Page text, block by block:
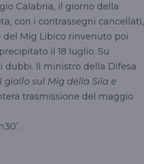
Calabria, il giorno della
con i contrassegni cancellati,
del Mig Libico rinvenuto poi
il 18 luglio. Su
dubbi. Il ministro della Difesa
giallo sul Mig della Sila e
trasmissione del maggio